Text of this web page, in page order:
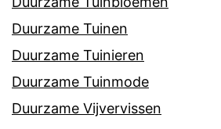
Duurzame Tuinen
Duurzame Tuinieren
Duurzame Tuinmode
Duurzame Vijvervissen